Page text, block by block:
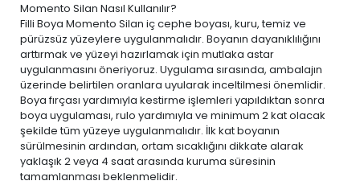
Momento Silan Nasıl Kullanılır?
Filli Boya Momento Silan iç cephe boyası, kuru, temiz ve
pürüzsüz yüzeylere uygulanmalıdır. Boyanın dayanıklılığını
arttırmak ve yüzeyi hazırlamak için mutlaka astar
uygulanmasını öneriyoruz. Uygulama sırasında, ambalajın
üzerinde belirtilen oranlara uyularak inceltilmesi önemlidir.
Boya fırçası yardımıyla kestirme işlemleri yapıldıktan sonra
boya uygulaması, rulo yardımıyla ve minimum 2 kat olacak
şekilde tüm yüzeye uygulanmalıdır. İlk kat boyanın
sürülmesinin ardından, ortam sıcaklığını dikkate alarak
yaklaşık 2 veya 4 saat arasında kuruma süresinin
tamamlanması beklenmelidir.